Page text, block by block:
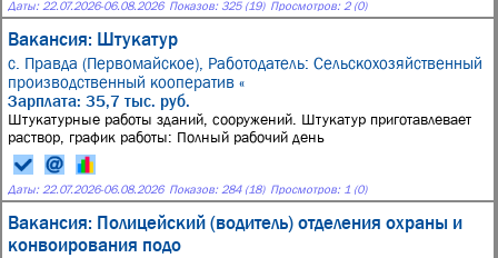
Даты: 22.07.2026-06.08.2026 Показов: 325 (19) Просмотров: 2 (0)
Вакансия: Штукатур
с. Правда (Первомайское), Работодатель: Сельскохозяйственный
производственный кооператив «
Зарплата: 35,7 тыс. руб.
Штукатурные работы зданий, сооружений. Штукатур приготавлевает
раствор, график работы: Полный рабочий день
Даты: 22.07.2026-06.08.2026 Показов: 284 (18) Просмотров: 1 (0)
Вакансия: Полицейский (водитель) отделения охраны и
конвоирования подо